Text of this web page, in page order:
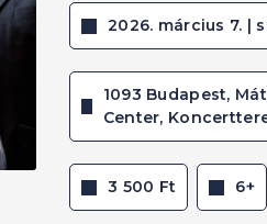
2026. március 7. |
1093 Budapest,
Center,
3 500 Ft 6+